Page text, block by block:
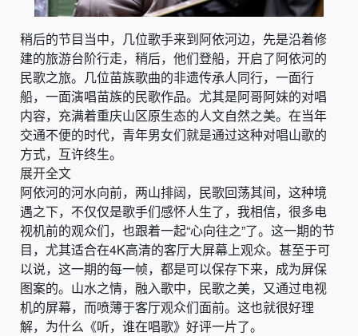
稍后的节目当中，几位歌手来到阿依河边，先是沿着修
建的旅游台阶行走，稍后，他们登船，开启了阿依河的
民歌之旅。几位苗族歌曲的非遗传承人同行，一面行
船，一面演唱苗族的民歌作品。尤其是阿哥阿妹的对唱
内容，充满着重庆山区原生态的人文自然之美。在当年
交通不便的时代，青年男女们就是通过这种对唱山歌的
方式，互许终生。
展开全文
阿依河的河水向前，两山排闼，民歌回荡其间，这种境
遇之下，不仅仅是歌手们感怀人生了，我相信，很多电
视机前的观众们，也跟着一起“心向往之”了。这一期的节
目，尤其适合在4K高清的客厅大屏幕上观众。甚至于可
以说，这一期的每一帧，都是可以保存下来，成为屏保
图案的。山水之情，融入歌中，民歌之美，又通过电视
机的屏幕，而喷薄于客厅观众们面前。这也就很好理
解，为什么《听，谁在唱歌》好评一片了。